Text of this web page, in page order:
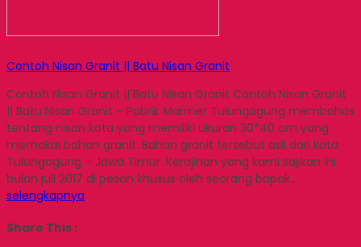
Contoh Nisan Granit || Batu Nisan Granit
Contoh Nisan Granit || Batu Nisan Granit Contoh Nisan Granit
|| Batu Nisan Granit – Pabrik Marmer Tulungagung membahas
tentang nisan kota yang memiliki ukuran 30*40 cm yang
memakai bahan granit. Bahan granit tersebut asli dari kota
Tulungagung – Jawa Timur. Kerajinan yang kami sajikan ini
bulan juli 2017 di pesan khusus oleh seorang bapak…
selengkapnya
Share This :